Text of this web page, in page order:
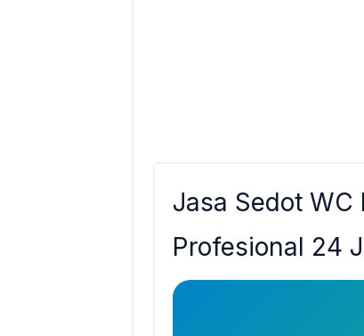
Jasa Sedot WC
Profesional 24